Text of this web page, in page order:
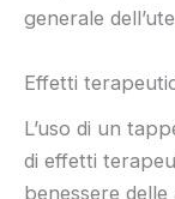
generale
Effetti
L’uso di un
di effetti
benessere